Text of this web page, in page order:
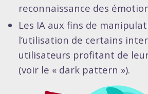
reconnaissance des
Les IA aux fins de
l’utilisation de certains
utilisateurs profitant de
(voir le « dark pattern »).